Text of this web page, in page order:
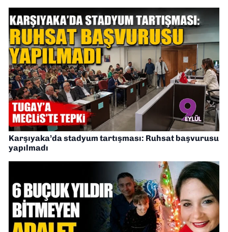
Karşıyaka’da stadyum tartışması: Ruhsat başvurusu
yapılmadı